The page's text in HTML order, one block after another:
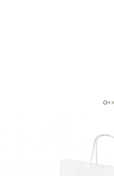
Белые бумажные
плетёными